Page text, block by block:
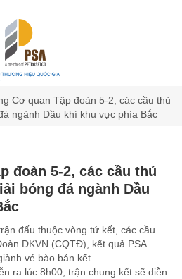
Cơ quan Tập đoàn 5-2, các cầu thủ
ngành Dầu khí khu vực phía Bắc
đoàn 5-2, các cầu thủ
bóng đá ngành Dầu
đấu thuộc vòng tứ kết, các cầu
DKVN (CQTĐ), kết quả PSA
vé bào bán kết.
ra lúc 8h00, trận chung kết sẽ diễn